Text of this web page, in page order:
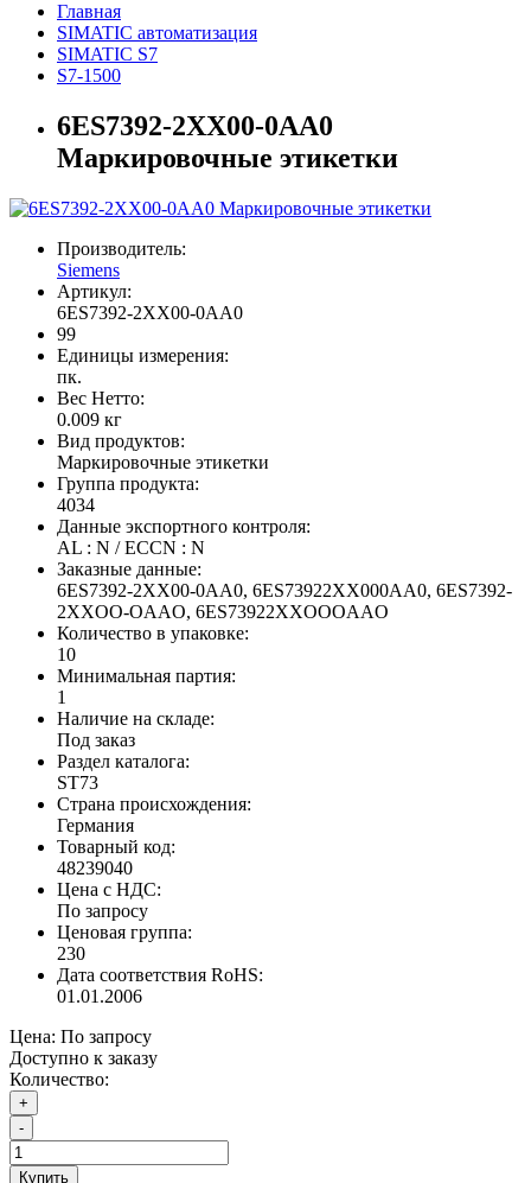
Главная
SIMATIC автоматизация
SIMATIC S7
S7-1500
6ES7392-2XX00-0AA0
Маркировочные этикетки
Производитель:
Siemens
Артикул:
6ES7392-2XX00-0AA0
99
Единицы измерения:
пк.
Вес Нетто:
0.009 кг
Вид продуктов:
Маркировочные этикетки
Группа продукта:
4034
Данные экспортного контроля:
AL : N / ECCN : N
Заказные данные:
6ES7392-2XX00-0AA0, 6ES73922XX000AA0, 6ES7392-
2XXOO-OAAO, 6ES73922XXOOOAAO
Количество в упаковке:
10
Минимальная партия:
1
Наличие на складе:
Под заказ
Раздел каталога:
ST73
Страна происхождения:
Германия
Товарный код:
48239040
Цена с НДС:
По запросу
Ценовая группа:
230
Дата соответствия RoHS:
01.01.2006
Цена: По запросу
Доступно к заказу
Количество:
+
-
Купить